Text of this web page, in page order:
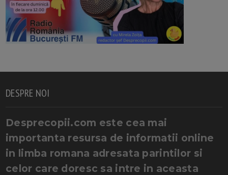
DESPRE NOI
Desprecopii.com este cea mai
importanta resursa de informatii online
in limba romana adresata parintilor si
celor care doresc sa intre in aceasta